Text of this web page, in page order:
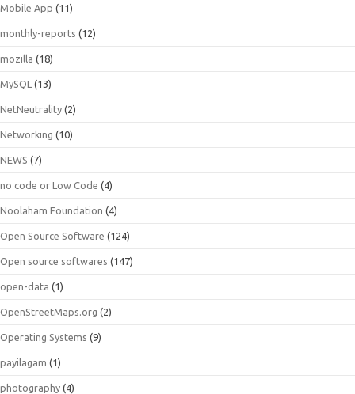
Mobile App (11)
monthly-reports (12)
mozilla (18)
MySQL (13)
NetNeutrality (2)
Networking (10)
NEWS (7)
no code or Low Code (4)
Noolaham Foundation (4)
Open Source Software (124)
Open source softwares (147)
open-data (1)
OpenStreetMaps.org (2)
Operating Systems (9)
payilagam (1)
photography (4)